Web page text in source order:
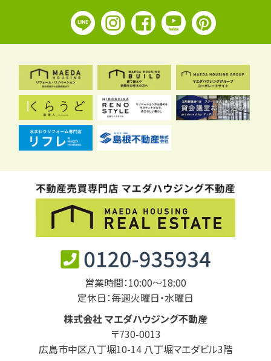
営業時間：10:00～18:00
定休日：毎週火曜日・水曜日
株式会社 マエダハウジング不動産
〒730-0013
広島市中区八丁堀10-14 八丁堀マエダビル3階